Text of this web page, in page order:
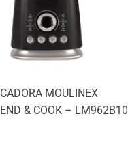
MOULINEX
& COOK – LM962B10